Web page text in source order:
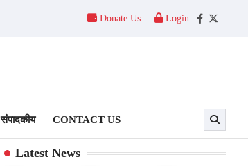
Donate Us Login
Facebook
Twitter
संपादकीय CONTACT US
Latest News